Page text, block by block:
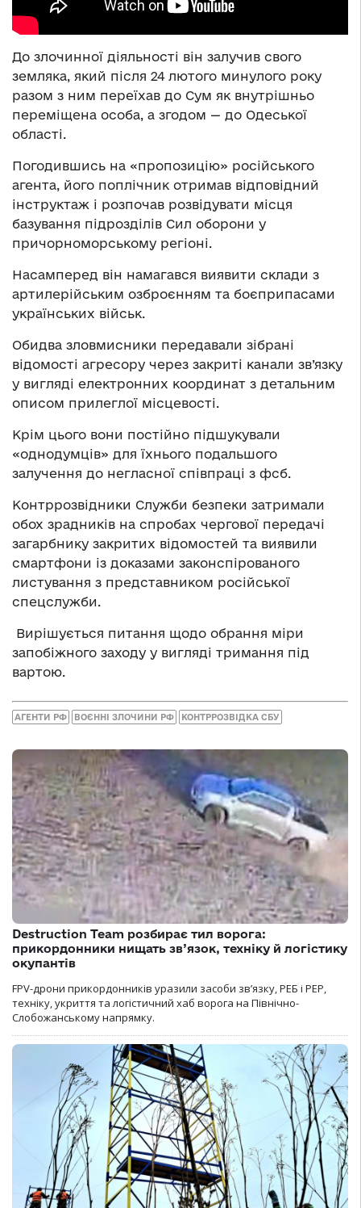
До злочинної діяльності він залучив свого
земляка, який після 24 лютого минулого року
разом з ним переїхав до Сум як внутрішньо
переміщена особа, а згодом — до Одеської
області.
Погодившись на «пропозицію» російського
агента, його поплічник отримав відповідний
інструктаж і розпочав розвідувати місця
базування підрозділів Сил оборони у
причорноморському регіоні.
Насамперед він намагався виявити склади з
артилерійським озброєнням та боєприпасами
українських військ.
Обидва зловмисники передавали зібрані
відомості агресору через закриті канали зв’язку
у вигляді електронних координат з детальним
описом прилеглої місцевості.
Крім цього вони постійно підшукували
«однодумців» для їхнього подальшого
залучення до негласної співпраці з фсб.
Контррозвідники Служби безпеки затримали
обох зрадників на спробах чергової передачі
загарбнику закритих відомостей та виявили
смартфони із доказами законспірованого
листування з представником російської
спецслужби.
Вирішується питання щодо обрання міри
запобіжного заходу у вигляді тримання під
вартою.
АГЕНТИ РФ ВОЄННІ ЗЛОЧИНИ РФ КОНТРРОЗВІДКА СБУ
Destruction Team розбирає тил ворога:
прикордонники нищать зв’язок, техніку й логістику
окупантів
FPV-дрони прикордонників уразили засоби зв’язку, РЕБ і РЕР,
техніку, укриття та логістичний хаб ворога на Північно-
Слобожанському напрямку.